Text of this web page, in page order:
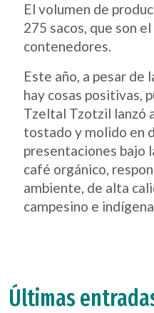
El volumen de
275 sacos, que son
contenedores.
Este año, a pesar de
hay cosas positivas,
Tzeltal Tzotzil lanzó
tostado y molido en
presentaciones bajo
café orgánico,
ambiente, de alta
campesino e
Últimas